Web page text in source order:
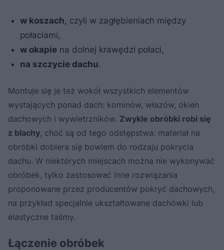
w koszach, czyli w zagłębieniach między
połaciami,
w okapie na dolnej krawędzi połaci,
na szczycie dachu.
Montuje się je też wokół wszystkich elementów
wystających ponad dach: kominów, włazów, okien
dachowych i wywietrzników. Zwykle obróbki robi się
z blachy, choć są od tego odstępstwa: materiał na
obróbki dobiera się bowiem do rodzaju pokrycia
dachu. W niektórych miejscach można nie wykonywać
obróbek, tylko zastosować inne rozwiązania
proponowane przez producentów pokryć dachowych,
na przykład specjalnie ukształtowane dachówki lub
elastyczne taśmy.
Łączenie obróbek